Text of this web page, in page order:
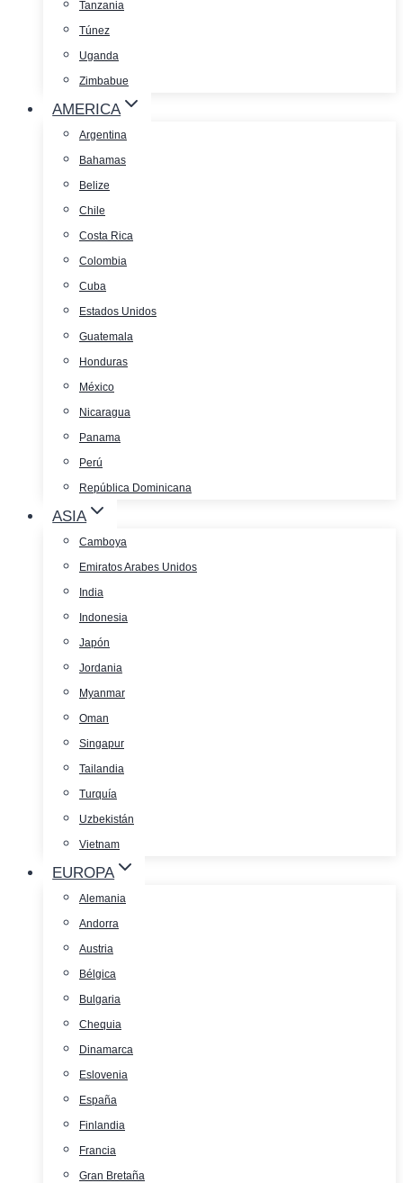
Tanzania
Túnez
Uganda
Zimbabue
AMERICA
Argentina
Bahamas
Belize
Chile
Costa Rica
Colombia
Cuba
Estados Unidos
Guatemala
Honduras
México
Nicaragua
Panama
Perú
República Dominicana
ASIA
Camboya
Emiratos Arabes Unidos
India
Indonesia
Japón
Jordania
Myanmar
Oman
Singapur
Tailandia
Turquía
Uzbekistán
Vietnam
EUROPA
Alemania
Andorra
Austria
Bélgica
Bulgaria
Chequia
Dinamarca
Eslovenia
España
Finlandia
Francia
Gran Bretaña